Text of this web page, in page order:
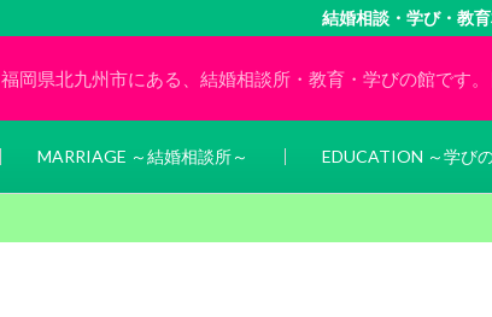
結婚相談・学び・教
福岡県北九州市にある、結婚相談所・教育・学びの館です
MARRIAGE ～結婚相談所～ EDUCATION ～学び